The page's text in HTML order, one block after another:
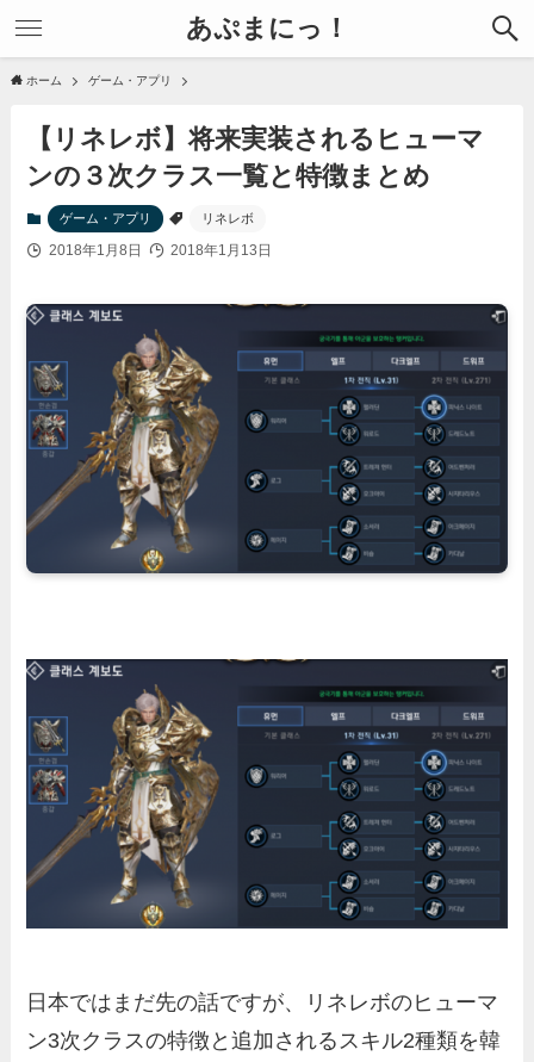
あぷまにっ！
ホーム ゲーム・アプリ
【リネレボ】将来実装されるヒューマ
ンの３次クラス一覧と特徴まとめ
ゲーム・アプリ リネレボ
2018年1月8日 2018年1月13日
日本ではまだ先の話ですが、
リネレボのヒューマ
ン3次クラスの特徴と追加されるスキル2種類を韓